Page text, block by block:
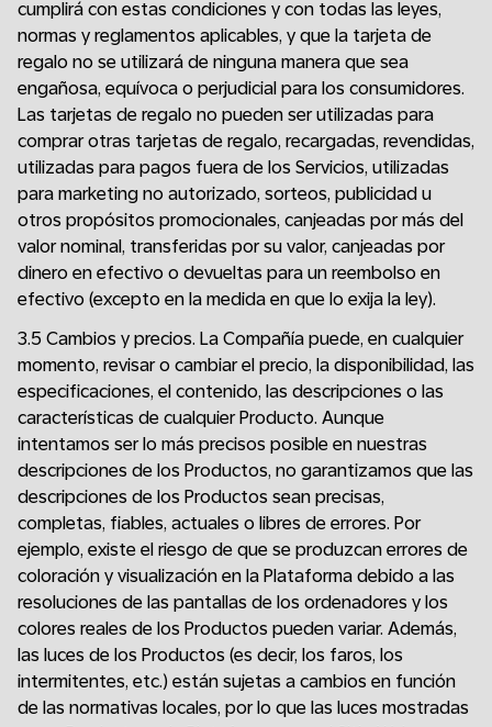
cumplirá con estas condiciones y con todas las leyes,
normas y reglamentos aplicables, y que la tarjeta de
regalo no se utilizará de ninguna manera que sea
engañosa, equívoca o perjudicial para los consumidores.
Las tarjetas de regalo no pueden ser utilizadas para
comprar otras tarjetas de regalo, recargadas, revendidas,
utilizadas para pagos fuera de los Servicios, utilizadas
para marketing no autorizado, sorteos, publicidad u
otros propósitos promocionales, canjeadas por más del
valor nominal, transferidas por su valor, canjeadas por
dinero en efectivo o devueltas para un reembolso en
efectivo (excepto en la medida en que lo exija la ley).
3.5 Cambios y precios. La Compañía puede, en cualquier
momento, revisar o cambiar el precio, la disponibilidad, las
especificaciones, el contenido, las descripciones o las
características de cualquier Producto. Aunque
intentamos ser lo más precisos posible en nuestras
descripciones de los Productos, no garantizamos que las
descripciones de los Productos sean precisas,
completas, fiables, actuales o libres de errores. Por
ejemplo, existe el riesgo de que se produzcan errores de
coloración y visualización en la Plataforma debido a las
resoluciones de las pantallas de los ordenadores y los
colores reales de los Productos pueden variar. Además,
las luces de los Productos (es decir, los faros, los
intermitentes, etc.) están sujetas a cambios en función
de las normativas locales, por lo que las luces mostradas